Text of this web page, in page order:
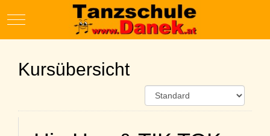
Mobile Menu Toggle
Kursübersicht